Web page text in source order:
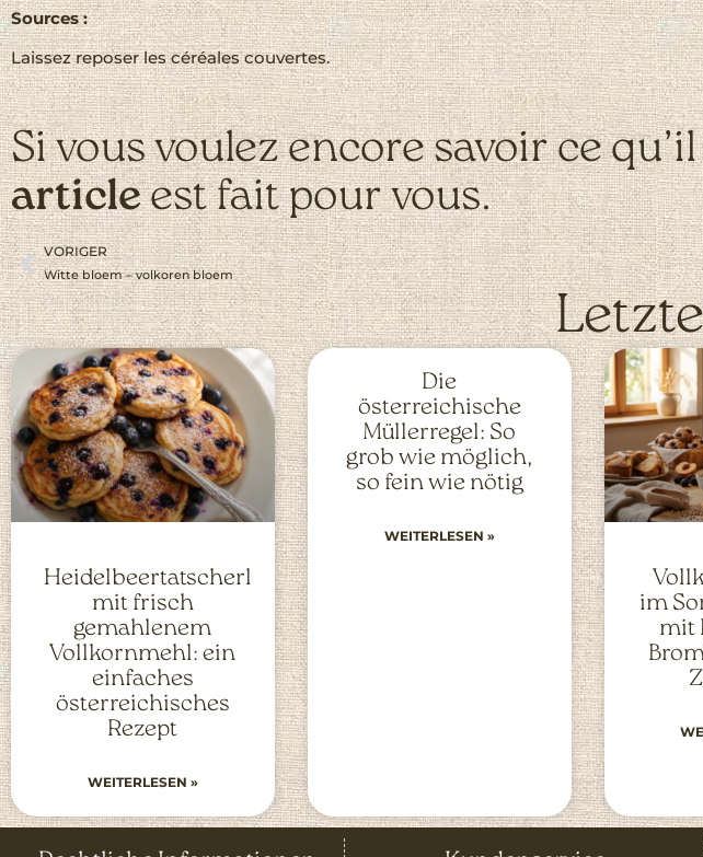
Sources :
Laissez reposer les céréales couvertes.
Si vous voulez encore savoir ce
articleest fait pour vous.
VORIGER
Witte bloem – volkoren bloem
Heidelbeertatscherl
mit frisch
gemahlenem
Vollkornmehl: ein
einfaches
österreichisches
Rezept
WEITERLESEN »
Die
österreichische
Müllerregel: So
grob wie möglich,
so fein wie nötig
WEITERLESEN »
im
mit